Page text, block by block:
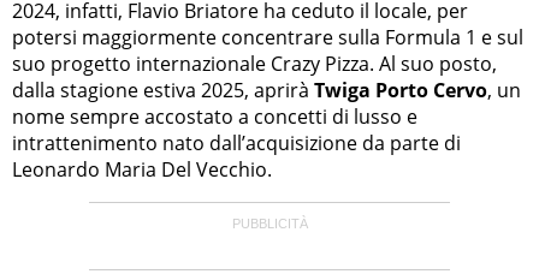
2024, infatti, Flavio Briatore ha ceduto il locale, per
potersi maggiormente concentrare sulla Formula 1 e sul
suo progetto internazionale Crazy Pizza. Al suo posto,
dalla stagione estiva 2025, aprirà Twiga Porto Cervo, un
nome sempre accostato a concetti di lusso e
intrattenimento nato dall’acquisizione da parte di
Leonardo Maria Del Vecchio.